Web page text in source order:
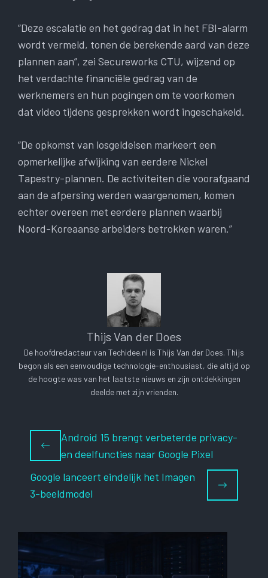
“Deze escalatie en het gedrag dat in het FBI-alarm
wordt vermeld, tonen de berekende aard van deze
plannen aan”, zei Secureworks CTU, wijzend op
het verdachte financiële gedrag van de
werknemers en hun pogingen om te voorkomen
dat video tijdens gesprekken wordt ingeschakeld.
“De opkomst van losgeldeisen markeert een
opmerkelijke afwijking van eerdere Nickel
Tapestry-plannen. De activiteiten die voorafgaand
aan de afpersing werden waargenomen, komen
echter overeen met eerdere plannen waarbij
Noord-Koreaanse arbeiders betrokken waren.”
Thijs Van der Does
De hoofdredacteur van Techidee.nl is Thijs Van der Does. Thijs
begon als een eenvoudige technologie-enthousiast, die altijd op
de hoogte was van het laatste nieuws en zijn ontdekkingen
deelde met zijn vrienden.
Android 15 brengt verbeterde privacy-
en deelfuncties naar Google Pixel
Google lanceert eindelijk het Imagen
3-beeldmodel